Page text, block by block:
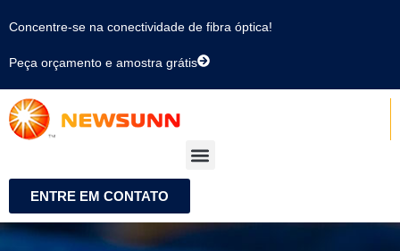
Concentre-se na conectividade de fibra óptica!
Peça orçamento e amostra grátis
ENTRE EM CONTATO